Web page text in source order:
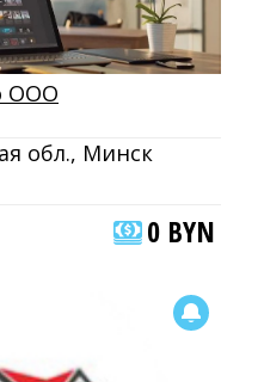
ООО
обл., Минск
0 BYN